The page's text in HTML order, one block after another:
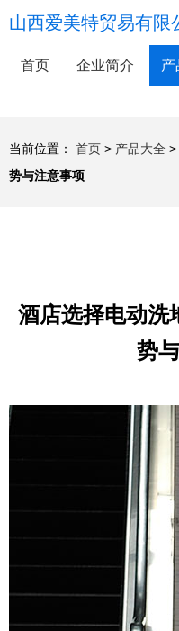
山西爱美特贸易有限
首页 企业简介 产
当前位置： 首页 > 产品大全 >
势与注意事项
酒店选择电动洗
势